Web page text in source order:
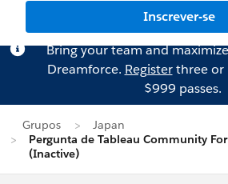
Inscrever-se
Bring your team and
Dreamforce. Registerthree or
$999 passes.
Grupos
Japan
Pergunta de Tableau Community
(Inactive)